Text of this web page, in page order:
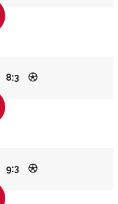
8:3
9:3